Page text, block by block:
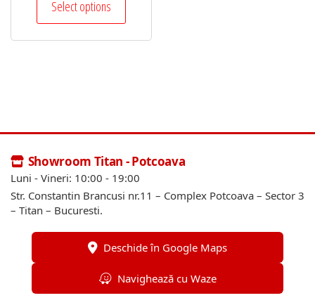
Select options
Showroom Titan - Potcoava
Luni - Vineri: 10:00 - 19:00
Str. Constantin Brancusi nr.11 – Complex Potcoava – Sector 3
– Titan – Bucuresti.
Deschide în Google Maps
Navighează cu Waze